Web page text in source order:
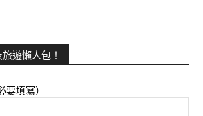
遊懶人包！
填寫）